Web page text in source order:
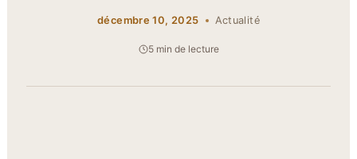
décembre 10, 2025 Actualité
5 min de lecture